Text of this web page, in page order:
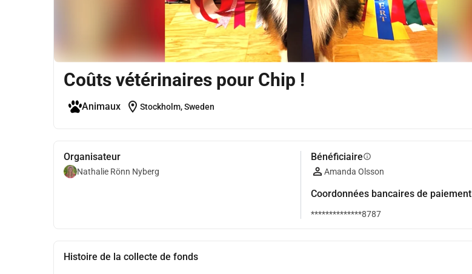
Coûts vétérinaires pour Chip !
Animaux location_on Stockholm, Sweden
Organisateur
Nathalie Rönn Nyberg
Bénéficiaireinfo
Amanda Olsson
Coordonnées bancaires de paiement
**************8787
Histoire de la collecte de fonds